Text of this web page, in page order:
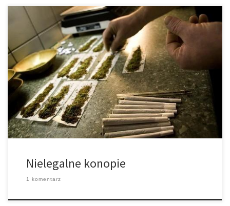
Konopie wykorzystywane były w wielu rzeczach: ubraniach,
samochodach, tworzywach sztucznych, materiałach budowlanych,
linach, papierach, tekstyliach, żywności, lekarstwach itd. Kiedyś,
uprawianie konopi w Stanach Zjednoczonych było obowiązkowe
przez wszystkich rolników, którzy posiadali ziemię. Faktem jest, że
konopie były bardzo popularne w 1800 i 1900 roku, ponieważ
były użyteczne z wielu powodów. […]
Nielegalne konopie
1 komentarz